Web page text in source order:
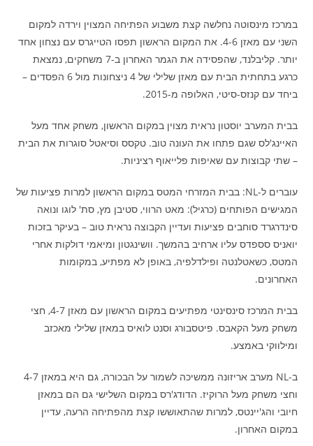
במרכז מינסוטה נחלשה קצת משבוע הפתיחה המצוין וירדה למקום
השני עם מאזן 4-6. את המקום הראשון תפסו הטייגרס עם נצחון אחד
יותר. קליבלנד, שהפסידה את הגמר האחרון ב-7 משחקים, נמצאת
כרגע בתחתית הבית עם מאזן שלילי של 4 ניצחונות מול 6 הפסדים –
ביחד עם קנזס-סיטי, האלופה מ-2015.
בבית המערב יוסטון נראית מצוין במקום הראשון, משחק אחד מעל
האיינג'לס שגם פתחו את העונה טוב. טקסס וסיאטל סוגרות את הבית
– שתי קבוצות עם שאיפות פלייאוף רציניות.
עוברים ל-NL: בבית המזרחי המטס במקום הראשון למרות פציעות של
המגישים הפותחים (כרגיל): מאט הרווי, סטיבן מץ, סת' לוגו ונואה
סינדרגרד סוחבים פציעות ועדיין הקבוצה נראית טוב – בעיקר בזכות
יואניס סספדס עליו ארחיב בהמשך. וושינגטון ומיאמי דולקות אחרי
המטס, כשאטלנטה ופילדלפיה, באופן לא מפתיע, במקומות
האחרונים.
בבית המרכז סינסינטי מפתיעים במקום הראשון עם מאזן 4-7, חצי
משחק מעל הקאבס. פיטסבורג וסנט לואיס במאזן שלילי מאכזב
ומילווקי באמצע.
ב-NL מערב אריזונה ממשיכה לשמור על הבכורה, גם היא במאזן 4-7
וחצי משחק מעל הרוקיז. הדודג'רס במקום השלישי גם הם במאזן
חיובי והג'יינטס, למרות שהתאוששו קצת מהפתיחה הרעה, עדיין
במקום האחרון.